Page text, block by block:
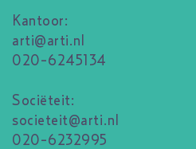
Kantoor:
arti@arti.nl
020-6245134
Sociëteit:
societeit@arti.nl
020-6232995